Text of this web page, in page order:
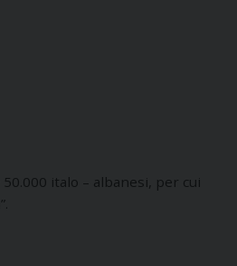
italo – albanesi, per cui